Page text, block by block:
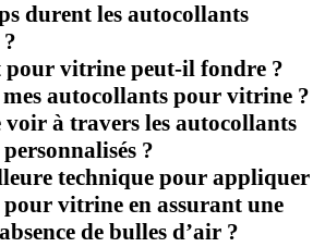
durent les autocollants
vitrine peut-il fondre ?
autocollants pour vitrine ?
voir à travers les autocollants
?
technique pour appliquer
vitrine en assurant une
de bulles d’air ?